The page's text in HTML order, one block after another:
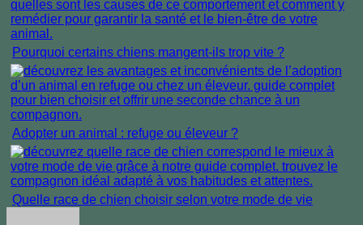
Pourquoi certains chiens mangent-ils trop vite ?
Adopter un animal : refuge ou éleveur ?
Quelle race de chien choisir selon votre mode de vie